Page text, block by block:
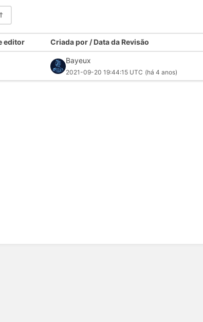
editor Criada por / Data da Revisão
Bayeux
2021-09-20 19:44:15 UTC (há 4 anos)